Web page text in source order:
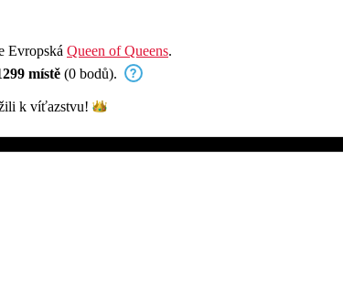
Evropská Queen of Queens.
místě (0 bodů).
k víťazstvu!